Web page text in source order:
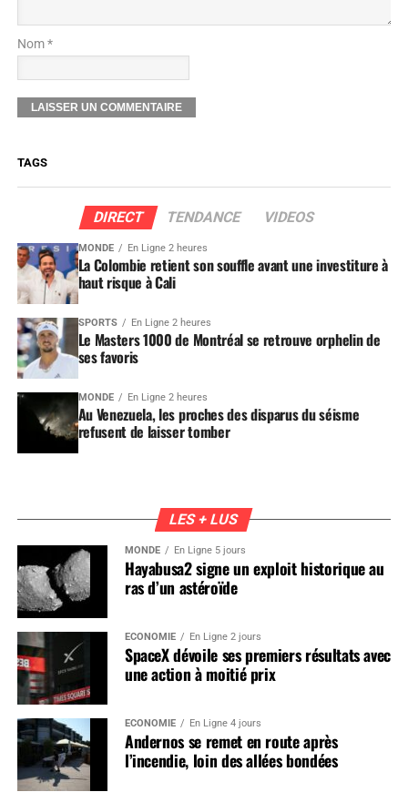
Nom *
TAGS
DIRECT TENDANCE VIDEOS
MONDE En Ligne 2 heures
La Colombie retient son souffle avant une investiture à
haut risque à Cali
SPORTS En Ligne 2 heures
Le Masters 1000 de Montréal se retrouve orphelin de
ses favoris
MONDE En Ligne 2 heures
Au Venezuela, les proches des disparus du séisme
refusent de laisser tomber
LES + LUS
MONDE En Ligne 5 jours
Hayabusa2 signe un exploit historique au
ras d’un astéroïde
ÉCONOMIE En Ligne 2 jours
SpaceX dévoile ses premiers résultats avec
une action à moitié prix
ÉCONOMIE En Ligne 4 jours
Andernos se remet en route après
l’incendie, loin des allées bondées